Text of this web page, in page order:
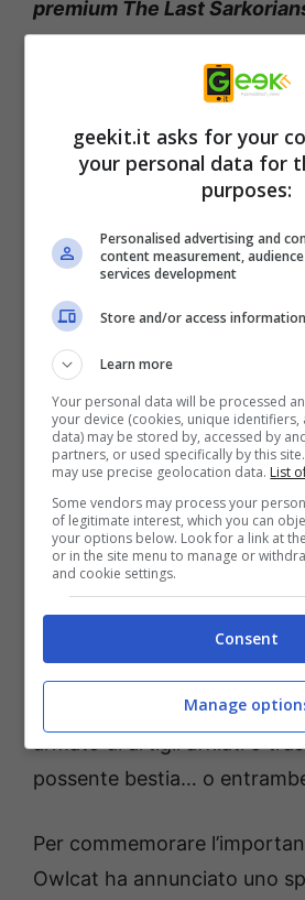
premium The Last
nuovo compagno per la
Commander e una nuova
Sarkoris è stata distrutta dai
l’ultimo dei suoi abitanti è
mutaforma sarkoriano
in un potente grifone, che
com’era prima che Areelu
Piaga del Mondo. Portalo nel
vivi la crociata attraverso gli
capotribù sopravvissuto del
Sarkoris. Esplora una nuova
combatti nuovi nemici… E
un nuovo amore!
Inoltre, abilità simili a quelle
disponibili anche per il
disponibili, combatti come un
armato di artigli affilati o
possente bestia… o
Per commemorare
Owlcat ha annunciato uno
geekit.it asks for your
your personal data for
purposes:
Personalised advertising and
content measurement,
services development
Store and/or access
Learn more
Your personal data will be processed
your device (cookies, unique identifiers,
data) may be stored by, accessed by
partners, or used specifically by this
may use precise geolocation data. List
Some vendors may process your
of legitimate interest, which you can
your options below. Look for a link at
or in the site menu to manage or
and cookie settings.
Consent
Manage